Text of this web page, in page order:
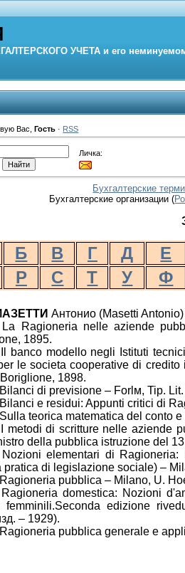
УЧЕТА и его
Вас ,Гость · RSS
Личка:
Бухгалтерские
Бухгалтерские организации (
Б В Г Д Е
Р С Т У Ф
Антонио (Masetti Antonio
La Ragioneria nelle aziende
1895.
Il banco modello negli Istituti
le societа cooperative di
1898.
Bilanci di previsione – Forlм, Tip.
Bilanci e residui: Appunti critici di
Sulla teorica matematica del conto
I metodi di scritture nelle aziende
della pubblica istruzione del
Nozioni elementari di
pratica di legislazione sociale) –
Ragioneria pubblica – Milano, U.
Ragioneria domestica: Nozioni
femminili.Seconda edizione
. – 1929).
Ragioneria pubblica generale e